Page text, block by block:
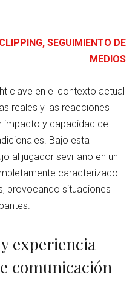
SEGUIMIENTO DE
MEDIOS
clave en el contexto actual
reales y las reacciones
impacto y capacidad de
Bajo esta
al jugador sevillano en un
caracterizado
provocando situaciones
experiencia
comunicación